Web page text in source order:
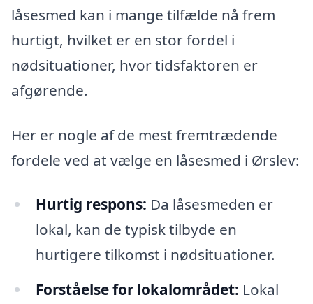
låsesmed kan i mange tilfælde nå frem
hurtigt, hvilket er en stor fordel i
nødsituationer, hvor tidsfaktoren er
afgørende.
Her er nogle af de mest fremtrædende
fordele ved at vælge en låsesmed i Ørslev:
Hurtig respons: Da låsesmeden er
lokal, kan de typisk tilbyde en
hurtigere tilkomst i nødsituationer.
Forståelse for lokalområdet: Lokal